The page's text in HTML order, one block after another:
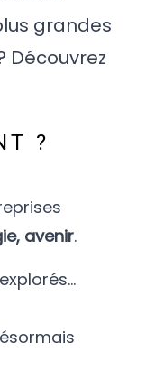
grandes
Découvrez
?
avenir.